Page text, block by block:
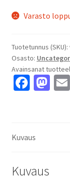
Varasto
Tuotetunnus (SKU):
Osasto:
Avainsanat
Fa
o
o
M
Kuvaus
Kuvaus